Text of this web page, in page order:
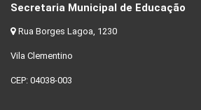
Secretaria Municipal de Educação
Rua Borges Lagoa, 1230
Vila Clementino
CEP: 04038-003